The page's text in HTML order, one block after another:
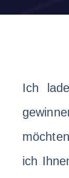
Ich
ich